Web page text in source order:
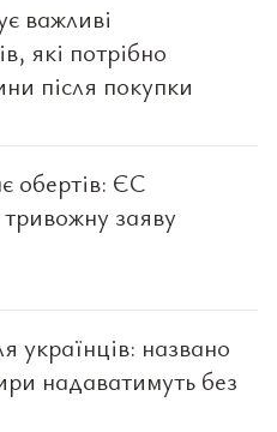
важливі
які потрібно
після покупки
обертів: ЄС
тривожну заяву
українців: названо
надаватимуть без